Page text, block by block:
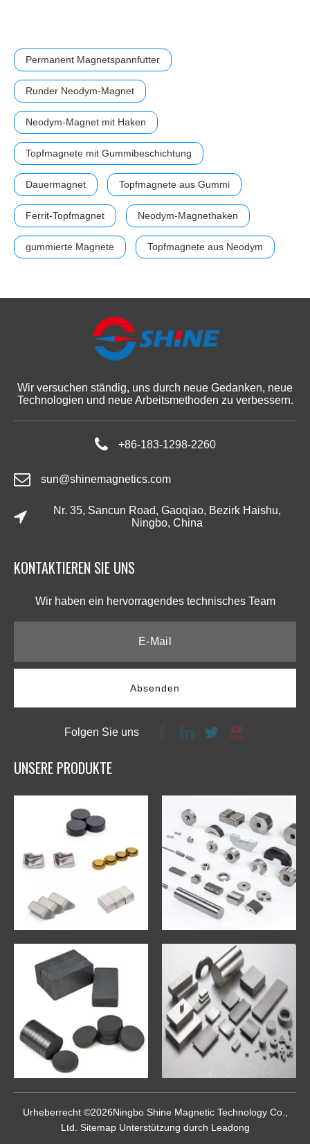
Permanent Magnetspannfutter
Runder Neodym-Magnet
Neodym-Magnet mit Haken
Topfmagnete mit Gummibeschichtung
Dauermagnet Topfmagnete aus Gummi
Ferrit-Topfmagnet Neodym-Magnethaken
gummierte Magnete Topfmagnete aus Neodym
Wir versuchen ständig, uns durch neue Gedanken, neue
Technologien und neue Arbeitsmethoden zu verbessern.
+86-183-1298-2260
sun@shinemagnetics.com
Nr. 35, Sancun Road, Gaoqiao, Bezirk Haishu,
Ningbo, China
KONTAKTIEREN SIE UNS​​​​​​​
Wir haben ein hervorragendes technisches Team​​​​​​​
Absenden
Folgen Sie uns
UNSERE PRODUKTE
Urheberrecht ©2026Ningbo Shine Magnetic Technology Co.,
Ltd. SitemapUnterstützung durch Leadong